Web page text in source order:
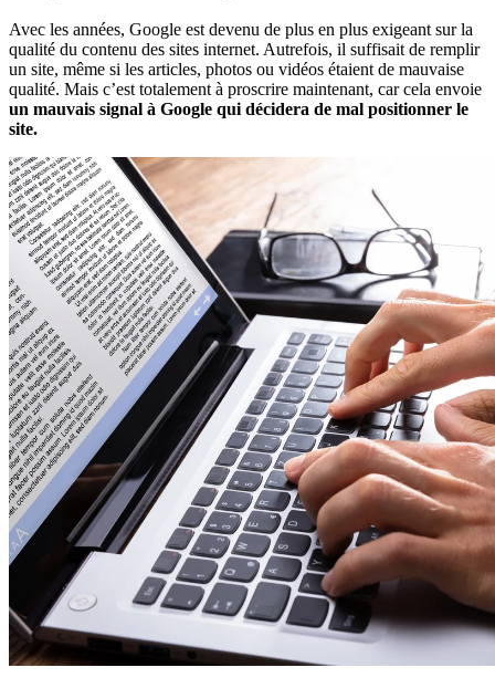
Avec les années, Google est devenu de plus en plus exigeant sur la
qualité du contenu des sites internet. Autrefois, il suffisait de remplir
un site, même si les articles, photos ou vidéos étaient de mauvaise
qualité. Mais c’est totalement à proscrire maintenant, car cela envoie
un mauvais signal à Google qui décidera de mal positionner le
site.